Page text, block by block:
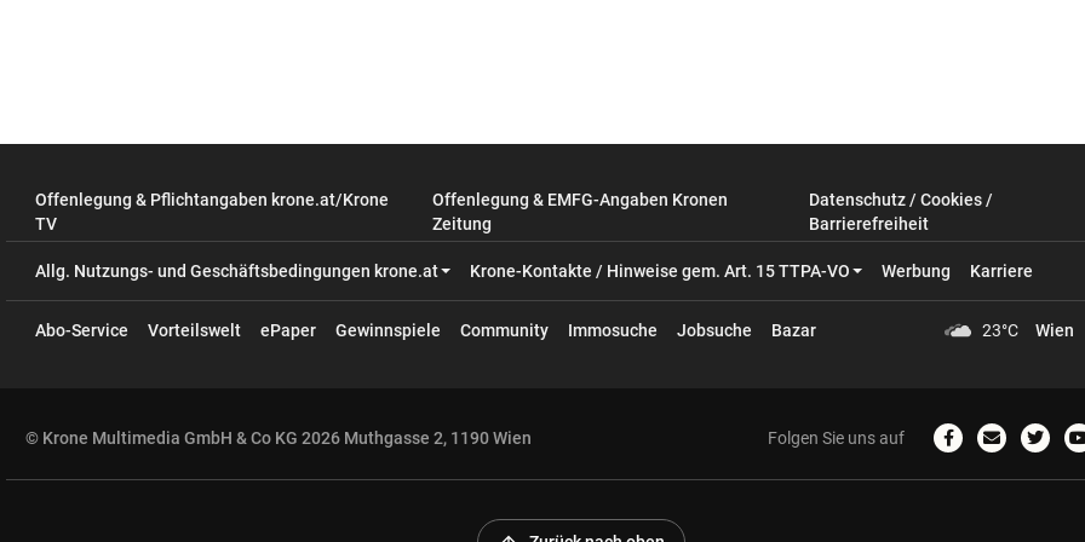
Offenlegung & Pflichtangaben krone.at/Krone
TV
Offenlegung & EMFG-Angaben Kronen
Zeitung
Datenschutz / Cookies /
Barrierefreiheit
Allg. Nutzungs- und Geschäftsbedingungen krone.at Krone-Kontakte / Hinweise gem. Art. 15 TTPA-VO Werbung Karriere
Abo-Service Vorteilswelt ePaper Gewinnspiele Community Immosuche Jobsuche Bazar 23°C Wien
© Krone Multimedia GmbH & Co KG 2026 Muthgasse 2, 1190 Wien Folgen Sie uns auf
Zum
Facebook-
Email
schreiben
Zum